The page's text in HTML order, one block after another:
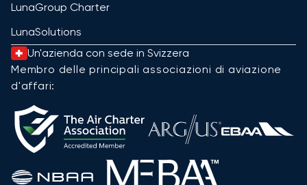
LunaGroup Charter
LunaSolutions
Un'azienda con sede in Svizzera
Membro delle principali associazioni di aviazione
d'affari: